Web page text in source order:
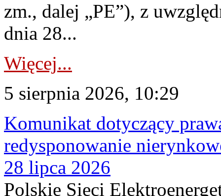
zm., dalej „PE”), z
dnia 28...
Więcej...
5 sierpnia 2026, 10:29
Komunikat dotyczący
redysponowanie
28 lipca 2026
Polskie Sieci